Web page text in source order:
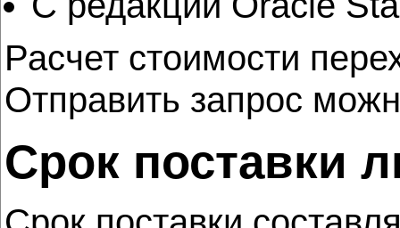
Расчет стоимости
Отправить запрос
Срок поставки